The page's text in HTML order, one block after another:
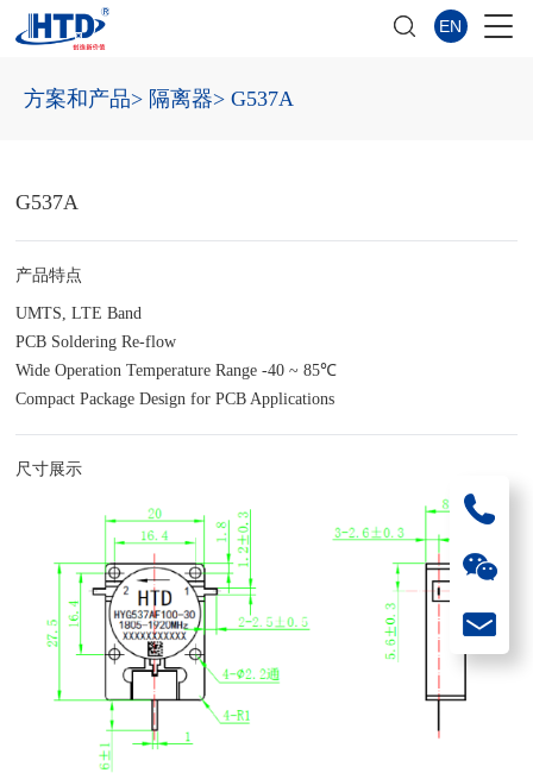
EN
方案和产品> 隔离器> G537A
G537A
产品特点
UMTS, LTE Band
PCB Soldering Re-flow
Wide Operation Temperature Range -40 ~ 85℃
Compact Package Design for PCB Applications
尺寸展示